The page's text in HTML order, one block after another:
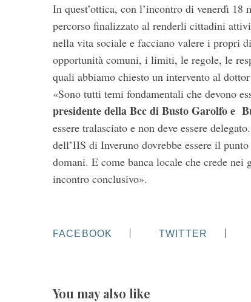
In quest’ottica, con l’incontro di venerdì
percorso finalizzato al renderli cittadini
nella vita sociale e facciano valere i propri
opportunità comuni, i limiti, le regole, le
quali abbiamo chiesto un intervento al
«Sono tutti temi fondamentali che devono
presidente della Bcc di Busto Garolfo e
essere tralasciato e non deve essere
dell’IIS di Inveruno dovrebbe essere il
domani. E come banca locale che crede
incontro conclusivo».
FACEBOOK TWITTER
You may also like